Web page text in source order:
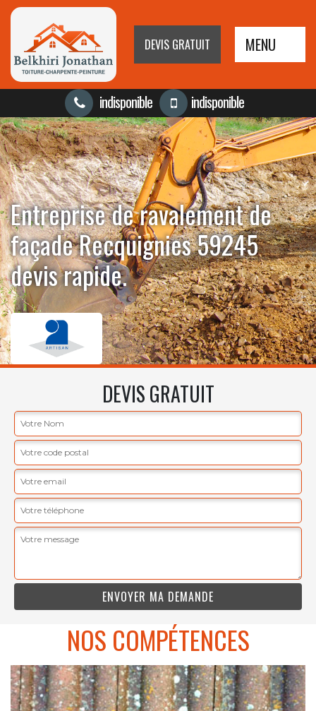
DEVIS GRATUIT MENU
indisponible indisponible
Entreprise de ravalement de
façade Recquignies 59245
devis rapide.
DEVIS GRATUIT
NOS COMPÉTENCES